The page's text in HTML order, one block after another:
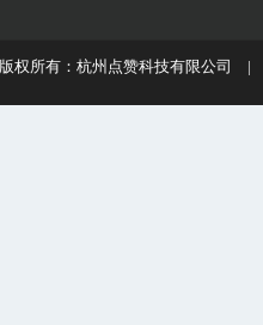
版权所有：杭州点赞科技有限公司